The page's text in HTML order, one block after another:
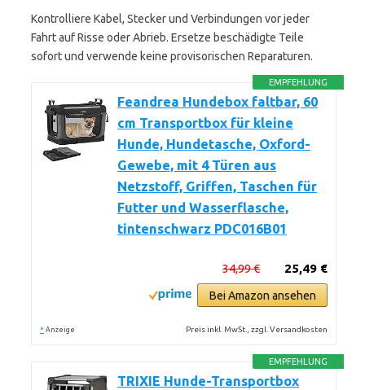
Kontrolliere Kabel, Stecker und Verbindungen vor jeder
Fahrt auf Risse oder Abrieb. Ersetze beschädigte Teile
sofort und verwende keine provisorischen Reparaturen.
EMPFEHLUNG
Feandrea Hundebox faltbar, 60
cm Transportbox für kleine
Hunde, Hundetasche, Oxford-
Gewebe, mit 4 Türen aus
Netzstoff, Griffen, Taschen für
Futter und Wasserflasche,
tintenschwarz PDC016B01
25,49 €
34,99 €
Bei Amazon ansehen
* Anzeige Preis inkl. MwSt., zzgl. Versandkosten
EMPFEHLUNG
TRIXIE Hunde-Transportbox